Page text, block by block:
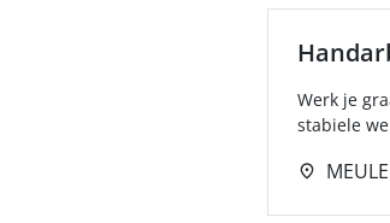
Werk je
stabiele